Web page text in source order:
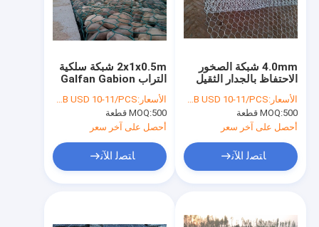
2x1x0.5m شبكة سلكية
التراب Galfan Gabion
Basket 100x120mm
لحماية جدار النهر
الأسعار:FOB USD 10-11/PCS
MOQ:500 قطعة
أحصل على آخر سعر
ﺎﺘﺼﻟ ﺍﻶﻧ
4.0mm شبكة الصخور
الاحتفاظ بالجدار الثقيل
المجلفن التراب الجدار
شبكة أسلاك
80x100mm
الأسعار:FOB USD 10-11/PCS
MOQ:500 قطعة
أحصل على آخر سعر
ﺎﺘﺼﻟ ﺍﻶﻧ